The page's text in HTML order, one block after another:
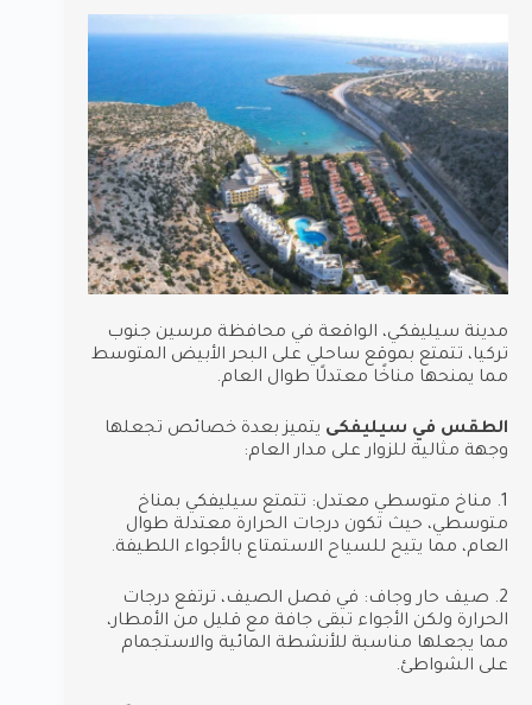
مدينة سيليفكي، الواقعة في محافظة مرسين جنوب
تركيا، تتمتع بموقع ساحلي على البحر الأبيض المتوسط
مما يمنحها مناخًا معتدلًا طوال العام.
الطقس في سيليفكى يتميز بعدة خصائص تجعلها
وجهة مثالية للزوار على مدار العام:
1. مناخ متوسطي معتدل: تتمتع سيليفكي بمناخ
متوسطي، حيث تكون درجات الحرارة معتدلة طوال
العام، مما يتيح للسياح الاستمتاع بالأجواء اللطيفة.
2. صيف حار وجاف: في فصل الصيف، ترتفع درجات
الحرارة ولكن الأجواء تبقى جافة مع قليل من الأمطار،
مما يجعلها مناسبة للأنشطة المائية والاستجمام
على الشواطئ.